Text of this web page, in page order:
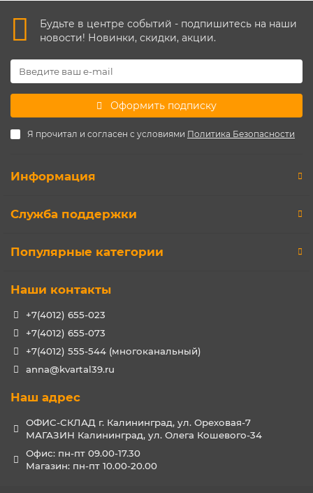
Будьте в центре событий - подпишитесь на наши
новости! Новинки, скидки, акции.
Оформить подписку
Я прочитал и согласен с условиями Политика Безопасности
Информация
Служба поддержки
Популярные категории
Наши контакты
+7(4012) 655-023
+7(4012) 655-073
+7(4012) 555-544 (многоканальный)
anna@kvartal39.ru
Наш адрес
ОФИС-СКЛАД г. Калининград, ул. Ореховая-7
МАГАЗИН Калининград, ул. Олега Кошевого-34
Офис: пн-пт 09.00-17.30
Магазин: пн-пт 10.00-20.00